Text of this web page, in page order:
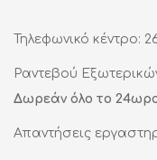
Τηλεφωνικό κέντρο:
Ραντεβού
Δωρεάν όλο το
Απαντήσεις